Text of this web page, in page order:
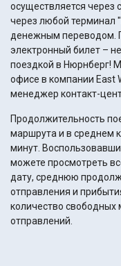
осуществляется через
через любой терминал
денежным переводом. После оплаты вы получите
электронный билет –
поездкой в Нюрнберг!
офисе в компании East
менеджер контакт-
Продолжительность
маршрута и в среднем
минут. Воспользовавшись поиском по направлению вы
можете просмотреть
дату, среднюю
отправления и
количество свободных
отправлений.